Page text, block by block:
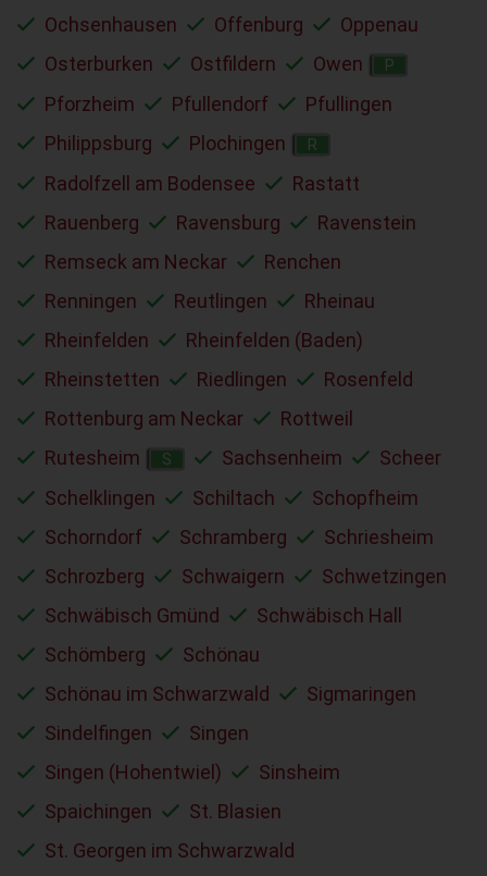
Ochsenhausen
Offenburg
Oppenau
Osterburken
Ostfildern Owen P
Pforzheim Pfullendorf
Pfullingen
Philippsburg
Plochingen R
Radolfzell am Bodensee
Rastatt
Rauenberg
Ravensburg
Ravenstein
Remseck am Neckar
Renchen
Renningen
Reutlingen
Rheinau
Rheinfelden
Rheinfelden (Baden)
Rheinstetten
Riedlingen
Rosenfeld
Rottenburg am Neckar
Rottweil
Rutesheim
S Sachsenheim
Scheer
Schelklingen
Schiltach
Schopfheim
Schorndorf
Schramberg
Schriesheim
Schrozberg
Schwaigern
Schwetzingen
Schwäbisch Gmünd
Schwäbisch Hall
Schömberg
Schönau
Schönau im Schwarzwald
Sigmaringen
Sindelfingen
Singen
Singen (Hohentwiel)
Sinsheim
Spaichingen
St. Blasien
St. Georgen im Schwarzwald